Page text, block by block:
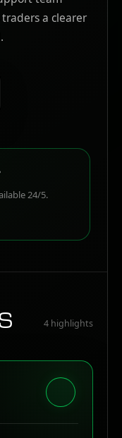
a clearer
24/5.
4 highlights